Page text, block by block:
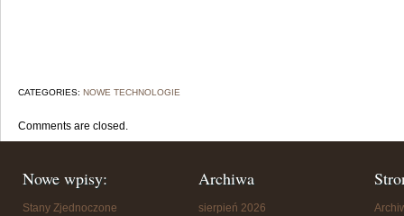
CATEGORIES: NOWE TECHNOLOGIE
Comments are closed.
Nowe wpisy:
Stany Zjednoczone
Archiwa
sierpień 2026